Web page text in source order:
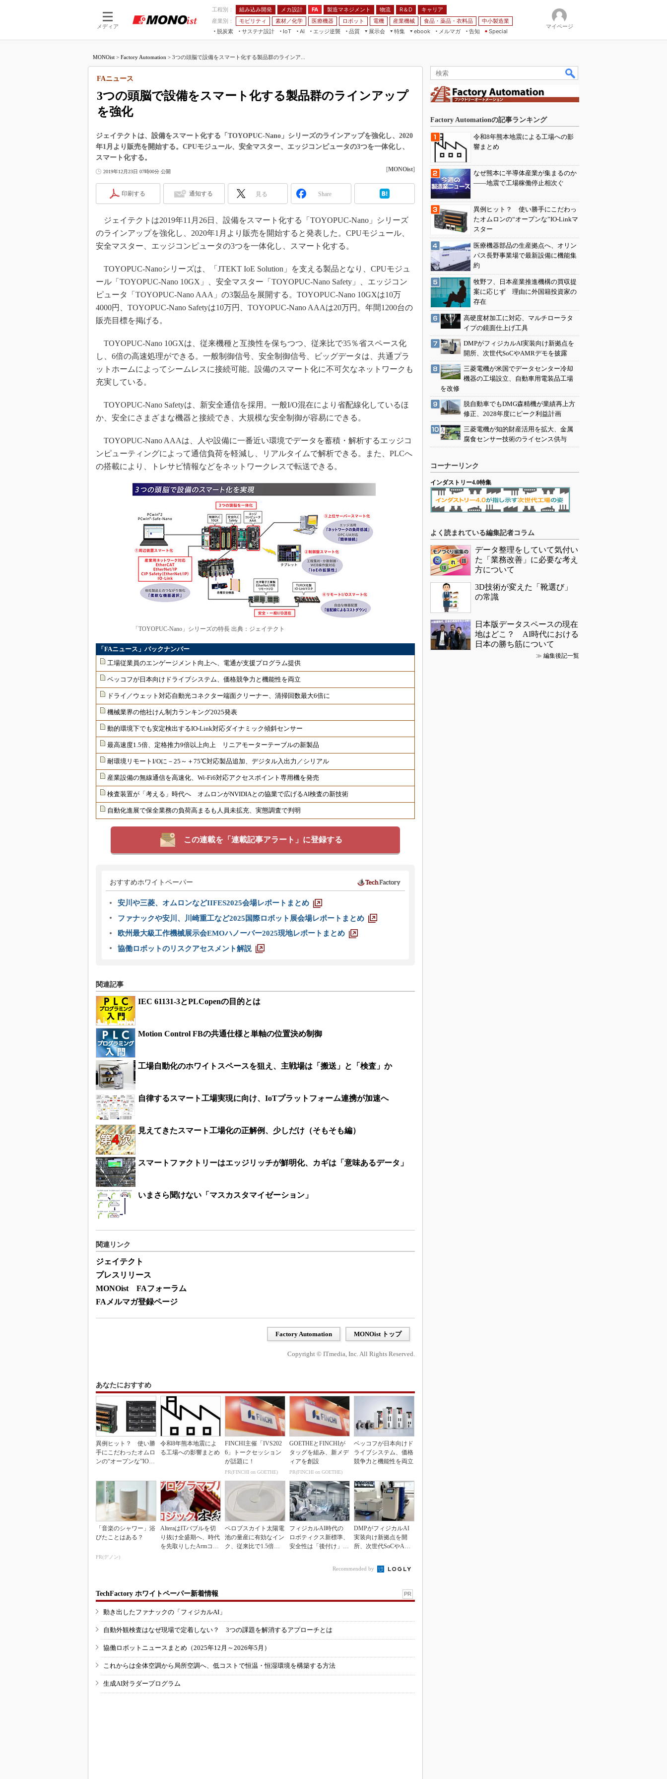
メディア
工程別： 組み込み開発 メカ設計 FA 製造マネジメント 物流 R＆D
キャリア
産業別：
モビリティ 素材／化学 医療機器 ロボット 電機 産業機械 食品・薬品・衣料品
中小製造業
脱炭素
サステナ設計
IoT
つながる工場
AI
AI×設備保全
エッジ逆襲 品質
展示会
JIMTOF
IIFES
TECHNO-FRONTIER
EdgeTech+
日本ものづくりワールド
AUTOMOTIVE WORLD
産業オープンネット展
特集
つながるクルマ
VR／AR
組み込み画像技術
組み込みモデリング
ISO26262
3Dプリンタ
デジタルツインとCAE
インダストリー4.0
知財マネジメント
海外生産
新型コロナへの対応
ebook
FA
メルマガ
告知 Special
マイページ
MONOist > Factory Automation > 3つの頭脳で設備をスマート化する製品群のラインア...
3つの頭脳で設備をスマート化する製品群のラインアップ
を強化
FAニュース
ジェイテクトは、設備をスマート化する「TOYOPUC-Nano」シリーズのラインアップを強化し、2020
年1月より販売を開始する。CPUモジュール、安全マスター、エッジコンピュータの3つを一体化し、
スマート化する。
2019年12月23日 07時00分 公開 [MONOist]
印刷する 通知する 見る Share
ジェイテクトは2019年11月26日、設備をスマート化する「TOYOPUC-Nano」シリーズ
のラインアップを強化し、2020年1月より販売を開始すると発表した。CPUモジュール、
安全マスター、エッジコンピュータの3つを一体化し、スマート化する。
TOYOPUC-Nanoシリーズは、「JTEKT IoE Solution」を支える製品となり、CPUモジュ
ール「TOYOPUC-Nano 10GX」、安全マスター「TOYOPUC-Nano Safety」、エッジコン
ピュータ「TOYOPUC-Nano AAA」の3製品を展開する。TOYOPUC-Nano 10GXは10万
4000円、TOYOPUC-Nano Safetyは10万円、TOYOPUC-Nano AAAは20万円。年間1200台の
販売目標を掲げる。
TOYOPUC-Nano 10GXは、従来機種と互換性を保ちつつ、従来比で35％省スペース化
し、6倍の高速処理ができる。一般制御信号、安全制御信号、ビッグデータは、共通プラ
ットホームによってシームレスに接続可能。設備のスマート化に不可欠なネットワークも
充実している。
TOYOPUC-Nano Safetyは、新安全通信を採用。一般I/O混在により省配線化しているほ
か、安全にさまざまな機器と接続でき、大規模な安全制御が容易にできる。
TOYOPUC-Nano AAAは、人や設備に一番近い環境でデータを蓄積・解析するエッジコ
ンピューティングによって通信負荷を軽減し、リアルタイムで解析できる。また、PLCへ
の搭載により、トレサビ情報などをネットワークレスで転送できる。
「TOYOPUC-Nano」シリーズの特長 出典：ジェイテクト
「FAニュース」バックナンバー
工場従業員のエンゲージメント向上へ、電通が支援プログラム提供
ベッコフが日本向けドライブシステム、価格競争力と機能性を両立
ドライ／ウェット対応自動光コネクター端面クリーナー、清掃回数最大6倍に
機械業界の他社けん制力ランキング2025発表
動的環境下でも安定検出するIO-Link対応ダイナミック傾斜センサー
最高速度1.5倍、定格推力9倍以上向上 リニアモーターテーブルの新製品
耐環境リモートI/Oに－25～＋75℃対応製品追加、デジタル入出力／シリアル
産業設備の無線通信を高速化、Wi-Fi6対応アクセスポイント専用機を発売
検査装置が「考える」時代へ オムロンがNVIDIAとの協業で広げるAI検査の新技術
自動化進展で保全業務の負荷高まるも人員未拡充、実態調査で判明
この連載を「連載記事アラート」に登録する
おすすめホワイトペーパー
安川や三菱、オムロンなどIIFES2025会場レポートまとめ
ファナックや安川、川崎重工など2025国際ロボット展会場レポートまとめ
欧州最大級工作機械展示会EMOハノーバー2025現地レポートまとめ
協働ロボットのリスクアセスメント解説
関連記事
IEC 61131-3とPLCopenの目的とは
Motion Control FBの共通仕様と単軸の位置決め制御
工場自動化のホワイトスペースを狙え、主戦場は「搬送」と「検査」か
自律するスマート工場実現に向け、IoTプラットフォーム連携が加速へ
見えてきたスマート工場化の正解例、少しだけ（そもそも編）
スマートファクトリーはエッジリッチが鮮明化、カギは「意味あるデータ」
いまさら聞けない「マスカスタマイゼーション」
関連リンク
ジェイテクト
プレスリリース
MONOist FAフォーラム
FAメルマガ登録ページ
Factory Automation MONOist トップ
Copyright © ITmedia, Inc. All Rights Reserved.
あなたにおすすめ
異例ヒット？ 使い勝
手にこだわったオムロ
ンの“オープンな”IO-L
令和8年熊本地震によ
る工場への影響まとめ
FINCHI主催「IVS202
6」トークセッション
が話題に！
PR(FINCHI on GOETHE)
GOETHEとFINCHIが
タッグを組み、新メデ
ィアを創設
PR(FINCHI on GOETHE)
ベッコフが日本向けド
ライブシステム、価格
競争力と機能性を両立
「音楽のシャワー」浴
びたことはある？
PR(デノン)
AlteraはITバブルを切
り抜け全盛期へ、時代
を先取りしたArmコア
ペロブスカイト太陽電
池の量産に有効なイン
ク、従来比で1.5倍の
フィジカルAI時代の
ロボティクス新標準、
安全性は「後付け」で
DMPがフィジカルAI
実装向け新拠点を開
所、次世代SoCやAM
Recommended by
TechFactory ホワイトペーパー新着情報 PR
動き出したファナックの「フィジカルAI」
自動外観検査はなぜ現場で定着しない？ 3つの課題を解消するアプローチとは
協働ロボットニュースまとめ（2025年12月～2026年5月）
これからは全体空調から局所空調へ、低コストで恒温・恒湿環境を構築する方法
生成AI対ラダープログラム
Factory Automationの記事ランキング
令和8年熊本地震による工場への影
響まとめ
なぜ熊本に半導体産業が集まるのか
――地震で工場稼働停止相次ぐ
異例ヒット？ 使い勝手にこだわっ
たオムロンの“オープンな”IO-Linkマ
スター
医療機器部品の生産拠点へ、オリン
パス長野事業場で最新設備に機能集
約
牧野フ、日本産業推進機構の買収提
案に応じず 理由に外国籍投資家の
存在
高硬度材加工に対応、マルチローラタ
イプの鏡面仕上げ工具
DMPがフィジカルAI実装向け新拠点を
開所、次世代SoCやAMRデモを披露
三菱電機が米国でデータセンター冷却
機器の工場設立、自動車用電装品工場
を改修
脱自動車でもDMG森精機が業績再上方
修正、2028年度にピーク利益計画
三菱電機が知的財産活用を拡大、金属
腐食センサー技術のライセンス供与
コーナーリンク
インダストリー4.0特集
よく読まれている編集記者コラム
データ整理をしていて気付い
た「業務改善」に必要な考え
方について
3D技術が変えた「靴選び」
の常識
日本版データスペースの現在
地はどこ？ AI時代における
日本の勝ち筋について
≫ 編集後記一覧